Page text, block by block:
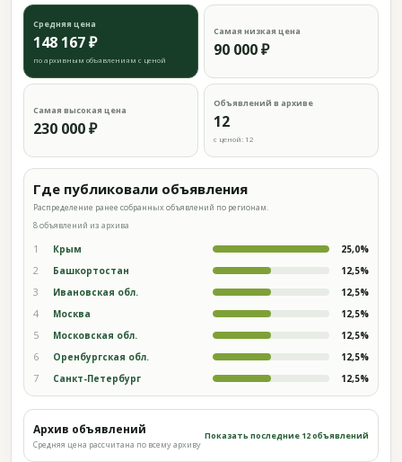
Средняя цена
148 167 ₽
по архивным объявлениям с ценой
Самая низкая цена
90 000 ₽
Самая высокая цена
230 000 ₽
Объявлений в архиве
12
с ценой: 12
Где публиковали объявления
Распределение ранее собранных объявлений по регионам.
8 объявлений из архива
1 Крым 25,0%
2 Башкортостан 12,5%
3 Ивановская обл. 12,5%
4 Москва 12,5%
5 Московская обл. 12,5%
6 Оренбургская обл. 12,5%
7 Санкт-Петербург 12,5%
Архив объявлений
Средняя цена рассчитана по всему архиву
Показать последние 12 объявлений